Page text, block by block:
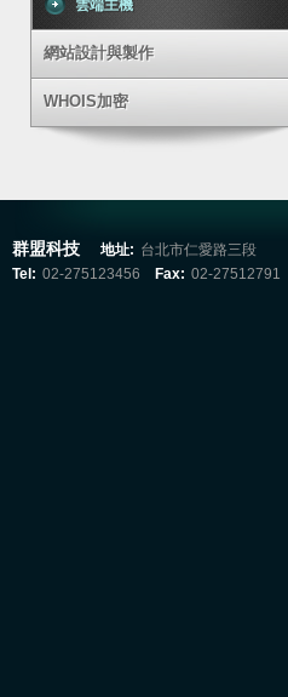
雲端主機
網站設計與製作
WHOIS加密
群盟科技 地址: 台北市仁愛路三段
Tel: 02-275123456 Fax: 02-27512791